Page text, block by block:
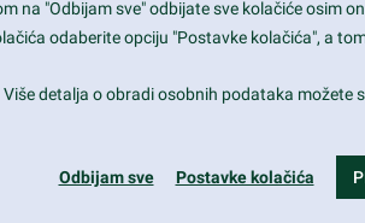
ready
na "Odbijam sve" odbijate sve kolačiće osim
odaberite opciju "Postavke kolačića", a
Više detalja o obradi osobnih podataka možete
Odbijam sve Postavke kolačića